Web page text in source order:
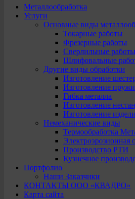
Металлообработка
Услуги
Основные виды
Токарные работы
Фрезерные работы
Сверлильные
Шлифовальные
Другие виды обработки
Изготовление
Изготовление
Гибка металла
Изготовление
Изготовление
Немеханические виды
Термообработка
Электроэрозионная
Производство РТИ
Кузнечное
Портфолио
Наши Заказчики
КОНТАКТЫ ООО «КВАДРО»
Карта сайта